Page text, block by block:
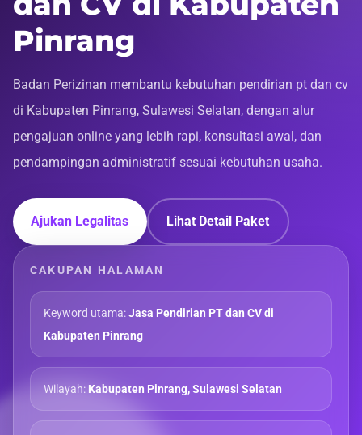
Pinrang
Badan Perizinan membantu kebutuhan pendirian pt dan cv
di Kabupaten Pinrang, Sulawesi Selatan, dengan alur
pengajuan online yang lebih rapi, konsultasi awal, dan
pendampingan administratif sesuai kebutuhan usaha.
Ajukan Legalitas Lihat Detail Paket
CAKUPAN HALAMAN
Keyword utama:Jasa Pendirian PT dan CV di
Kabupaten Pinrang
Wilayah:Kabupaten Pinrang, Sulawesi Selatan